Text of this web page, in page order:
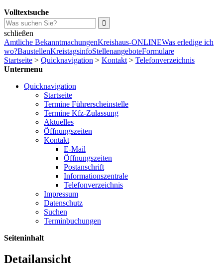
Volltextsuche
schließen
Amtliche BekanntmachungenKreishaus-ONLINEWas erledige ich
wo?BaustellenKreistagsinfoStellenangeboteFormulare
Startseite > Quicknavigation > Kontakt > Telefonverzeichnis
Untermenu
Quicknavigation
Startseite
Termine Führerscheinstelle
Termine Kfz-Zulassung
Aktuelles
Öffnungszeiten
Kontakt
E-Mail
Öffnungszeiten
Postanschrift
Informationszentrale
Telefonverzeichnis
Impressum
Datenschutz
Suchen
Terminbuchungen
Seiteninhalt
Detailansicht